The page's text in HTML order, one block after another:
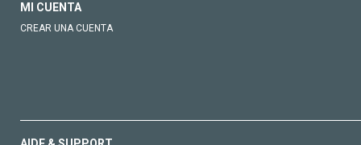
MI CUENTA
CREAR UNA CUENTA